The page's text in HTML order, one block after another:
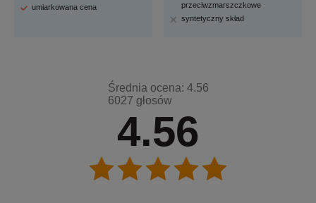
umiarkowana cena
przeciwzmarszczkowe
syntetyczny skład
4.56
Średnia ocena: 4.56
6027 głosów